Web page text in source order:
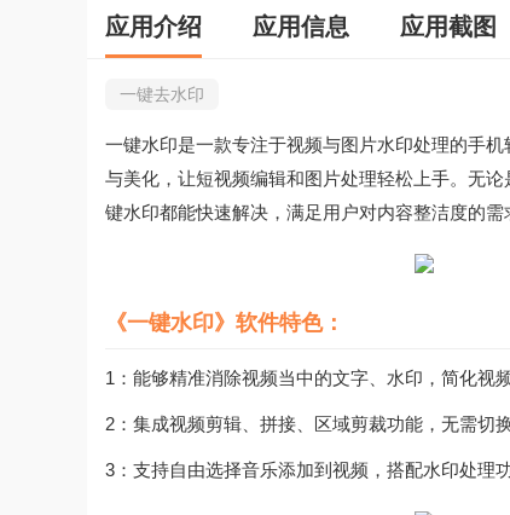
应用介绍 应用信息 应用截图
一键去水印
一键水印是一款专注于视频与图片水印处理的手
与美化，让短视频编辑和图片处理轻松上手。无
键水印都能快速解决，满足用户对内容整洁度的
《一键水印》软件特色：
1：能够精准消除视频当中的文字、水印，简化视
2：集成视频剪辑、拼接、区域剪裁功能，无需切
3：支持自由选择音乐添加到视频，搭配水印处理